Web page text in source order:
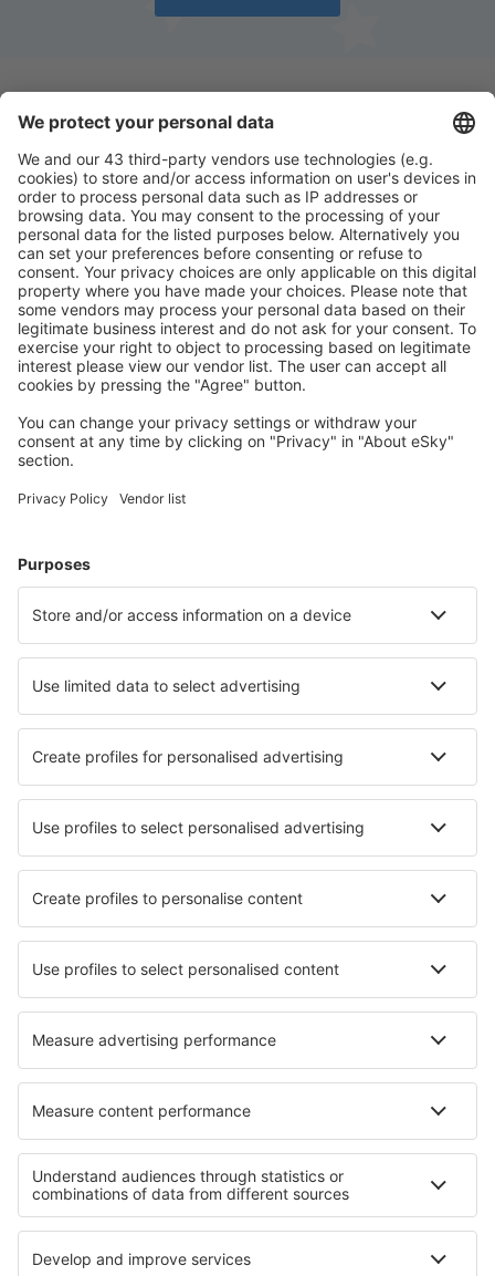
Descarga nuestra appy planifica
cómodamente tus viajes
Planifica tu viaje
Vuelos baratos
Escapadas
Vuelo+Hotel
Hoteles
Traslados
Atracciones
Eventos deportivos
Aprende más
Mejor Precio Garantizado
Aplicación móvil
Aerolíneas
Ryanair
Vueling
Iberia
Air Europa
Wizz Air
Sobre eSky
Términos y condiciones
Mis reservas
Política de privacidad
Asistencia y contacto